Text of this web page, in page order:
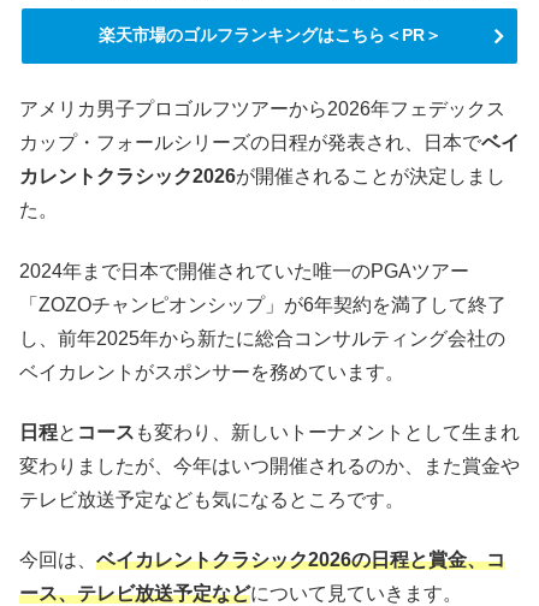
楽天市場のゴルフランキングはこちら＜PR＞
アメリカ男子プロゴルフツアーから2026年フェデックス
カップ・フォールシリーズの日程が発表され、日本でベイ
カレントクラシック2026が開催されることが決定しまし
た。
2024年まで日本で開催されていた唯一のPGAツアー
「ZOZOチャンピオンシップ」が6年契約を満了して終了
し、前年2025年から新たに総合コンサルティング会社の
ベイカレントがスポンサーを務めています。
日程と コース も変わり、新しいトーナメントとして生まれ
変わりましたが、今年はいつ開催されるのか、また賞金や
テレビ放送予定なども気になるところです。
今回は、 ベイカレントクラシック2026の日程と賞金、コ
ース、テレビ放送予定などについて見ていきます。